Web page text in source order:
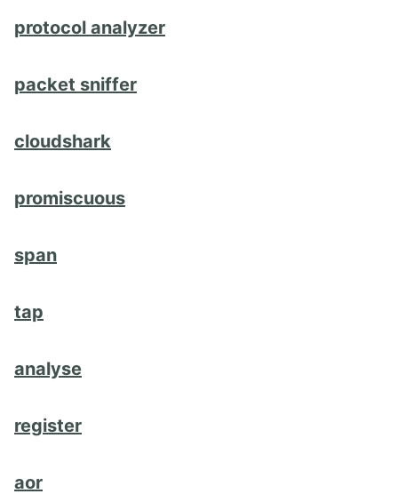
protocol analyzer
packet sniffer
cloudshark
promiscuous
span
tap
analyse
register
aor